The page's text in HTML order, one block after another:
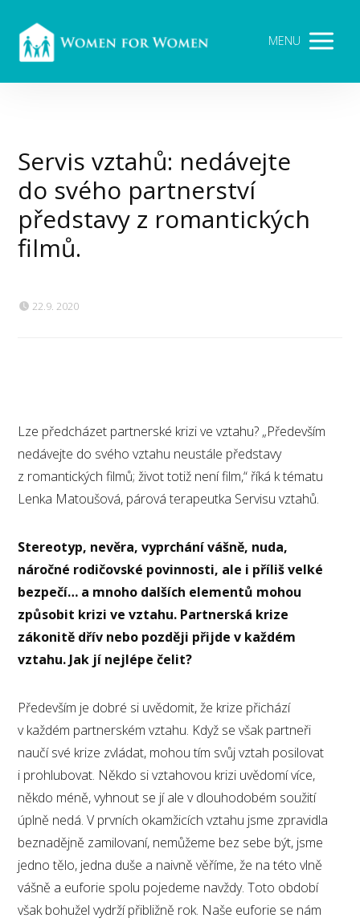
MENU
Servis vztahů: nedávejte
do svého partnerství
představy z romantických
filmů.
22.9. 2020
Lze předcházet partnerské krizi ve vztahu? „Především
nedávejte do svého vztahu neustále představy
z romantických filmů; život totiž není film,“ říká k tématu
Lenka Matoušová, párová terapeutka Servisu vztahů.
Stereotyp, nevěra, vyprchání vášně, nuda,
náročné rodičovské povinnosti, ale i příliš velké
bezpečí… a mnoho dalších elementů mohou
způsobit krizi ve vztahu. Partnerská krize
zákonitě dřív nebo později přijde v každém
vztahu. Jak jí nejlépe čelit?
Především je dobré si uvědomit, že krize přichází
v každém partnerském vztahu. Když se však partneři
naučí své krize zvládat, mohou tím svůj vztah posilovat
i prohlubovat. Někdo si vztahovou krizi uvědomí více,
někdo méně, vyhnout se jí ale v dlouhodobém soužití
úplně nedá. V prvních okamžicích vztahu jsme zpravidla
beznadějně zamilovaní, nemůžeme bez sebe být, jsme
jedno tělo, jedna duše a naivně věříme, že na této vlně
vášně a euforie spolu pojedeme navždy. Toto období
však bohužel vydrží přibližně rok. Naše euforie se nám